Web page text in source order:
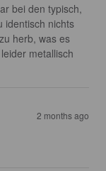
bei den typisch,
identisch nichts
herb, was es
metallisch
2 months ago